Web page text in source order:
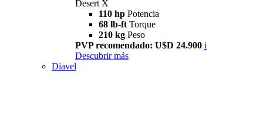
Desert X
110 hp Potencia
68 lb-ft Torque
210 kg Peso
PVP recomendado: U$D 24.900 i
Descubrir más
Diavel